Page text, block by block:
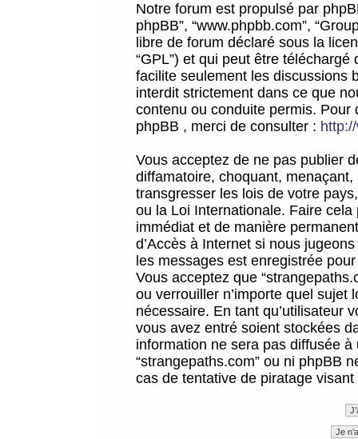
Notre forum est propulsé par
phpBB”, “www.phpbb.com”,
libre de forum déclaré sous la
“GPL”) et qui peut être téléchargé
facilite seulement les discussions
interdit strictement dans ce que
contenu ou conduite permis.
phpBB , merci de consulter :
Vous acceptez de ne pas publier
diffamatoire, choquant,
transgresser les lois de votre
ou la Loi Internationale. Faire
immédiat et de manière
d’Accès à Internet si nous
les messages est enregistrée
Vous acceptez que
ou verrouiller n’importe quel sujet
nécessaire. En tant qu’utilisateur
vous avez entré soient stockées
information ne sera pas diffusée
“strangepaths.com” ou ni phpBB
cas de tentative de piratage